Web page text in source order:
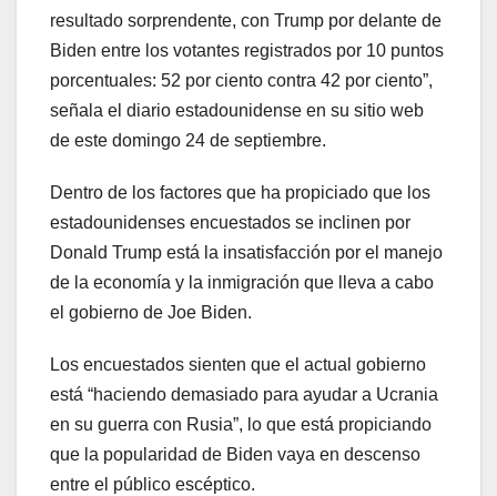
resultado sorprendente, con Trump por delante de
Biden entre los votantes registrados por 10 puntos
porcentuales: 52 por ciento contra 42 por ciento”,
señala el diario estadounidense en su sitio web
de este domingo 24 de septiembre.
Dentro de los factores que ha propiciado que los
estadounidenses encuestados se inclinen por
Donald Trump está la insatisfacción por el manejo
de la economía y la inmigración que lleva a cabo
el gobierno de Joe Biden.
Los encuestados sienten que el actual gobierno
está “haciendo demasiado para ayudar a Ucrania
en su guerra con Rusia”, lo que está propiciando
que la popularidad de Biden vaya en descenso
entre el público escéptico.